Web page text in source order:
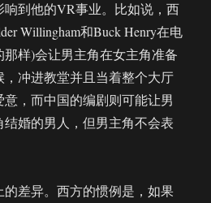
到他的VR事业。比如说，西
Willingham和Buck Henry在电
样)会让男主角在女主角准备
冲进教堂并且当着整个大厅
，而中国的编剧则可能让男
婚的男人，但男主角不会表
差异。西方的惯例是，如果